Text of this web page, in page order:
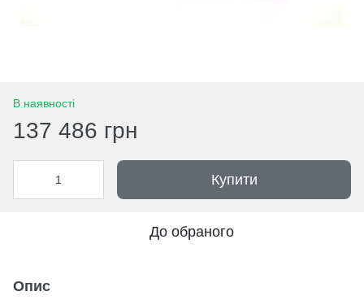
В наявності
137 486 грн
Купити
До обраного
Опис